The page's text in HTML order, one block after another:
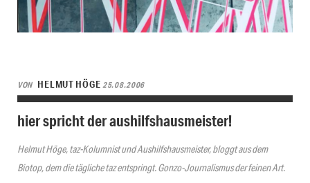
VON HELMUT HÖGE25.08.2006
hier spricht der aushilfshausmeister!
Helmut Höge, taz-Kolumnist und Aushilfshausmeister, bloggt aus dem
Biotop, dem die tägliche taz entspringt. Gonzo-Journalismus der feinen Art.